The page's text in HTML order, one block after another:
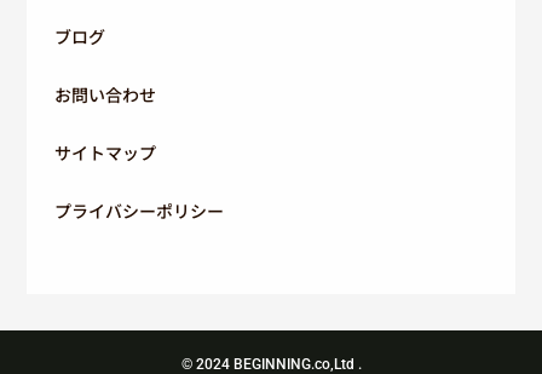
ブログ
お問い合わせ
サイトマップ
プライバシーポリシー
© 2024 BEGINNING.co,Ltd .